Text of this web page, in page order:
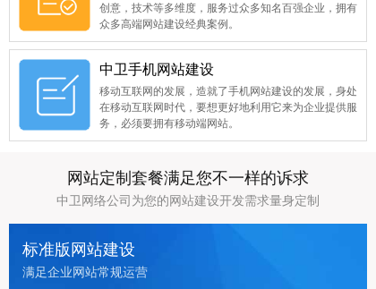
创意，技术等多维度，服务过众多知名百强企业，拥有
众多高端网站建设经典案例。
中卫手机网站建设
移动互联网的发展，造就了手机网站建设的发展，身处
在移动互联网时代，要想更好地利用它来为企业提供服
务，必须要拥有移动端网站。
网站定制套餐满足您不一样的诉求
中卫网络公司为您的网站建设开发需求量身定制
标准版网站建设
满足企业网站常规运营